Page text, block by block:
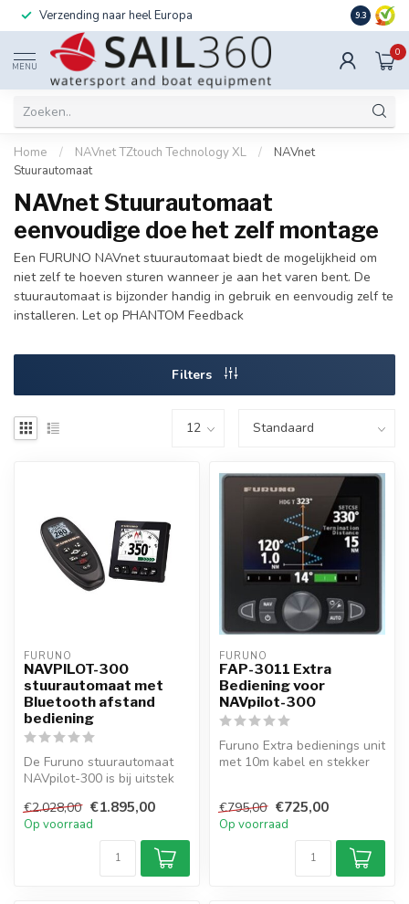
Verzending naar heel Europa Ook
9.3
MENU
0
Home / NAVnet TZtouch Technology XL /
NAVnet
Stuurautomaat
NAVnet Stuurautomaat
eenvoudige doe het zelf montage
Een FURUNO NAVnet stuurautomaat biedt de mogelijkheid om
niet zelf te hoeven sturen wanneer je aan het varen bent. De
stuurautomaat is bijzonder handig in gebruik en eenvoudig zelf te
installeren. Let op PHANTOM Feedback
Filters
FURUNO
NAVPILOT-300
stuurautomaat met
Bluetooth afstand
bediening
De Furuno stuurautomaat
NAVpilot-300 is bij uitstek
€2.028,00 €1.895,00
Op voorraad
FURUNO
FAP-3011 Extra
Bediening voor
NAVpilot-300
Furuno Extra bedienings unit
met 10m kabel en stekker
€795,00 €725,00
Op voorraad